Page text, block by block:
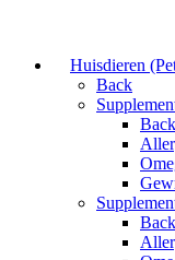
Huisdieren
Back
Back
Back